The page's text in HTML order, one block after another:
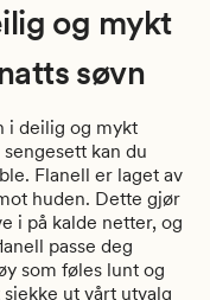
og mykt
søvn
i deilig og mykt
kan du
Flanell er laget av
huden. Dette gjør
i på kalde netter, og
passe deg
som føles lunt og
ut vårt utvalg